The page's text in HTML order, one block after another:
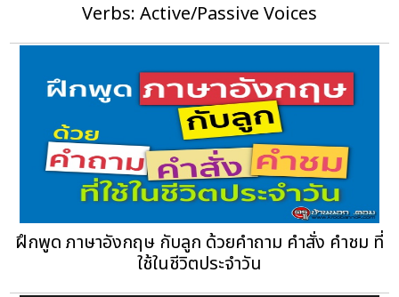
Verbs: Active/Passive Voices
ฝึกพูด ภาษาอังกฤษ กับลูก ด้วยคำถาม คำสั่ง คำชม ที่
ใช้ในชีวิตประจำวัน